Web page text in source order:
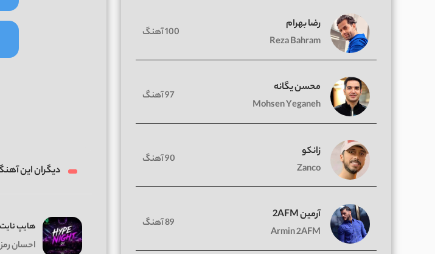
دیگران این
هایپ نایت
احسان
رضا بهرام
Reza Bahram
100 آهنگ
محسن یگانه
Mohsen Yeganeh
97 آهنگ
زانکو
Zanco
90 آهنگ
آرمین 2AFM
Armin 2AFM
89 آهنگ